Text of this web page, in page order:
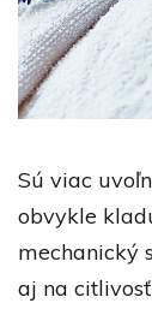
Sú viac
obvykle
mechanický
aj na